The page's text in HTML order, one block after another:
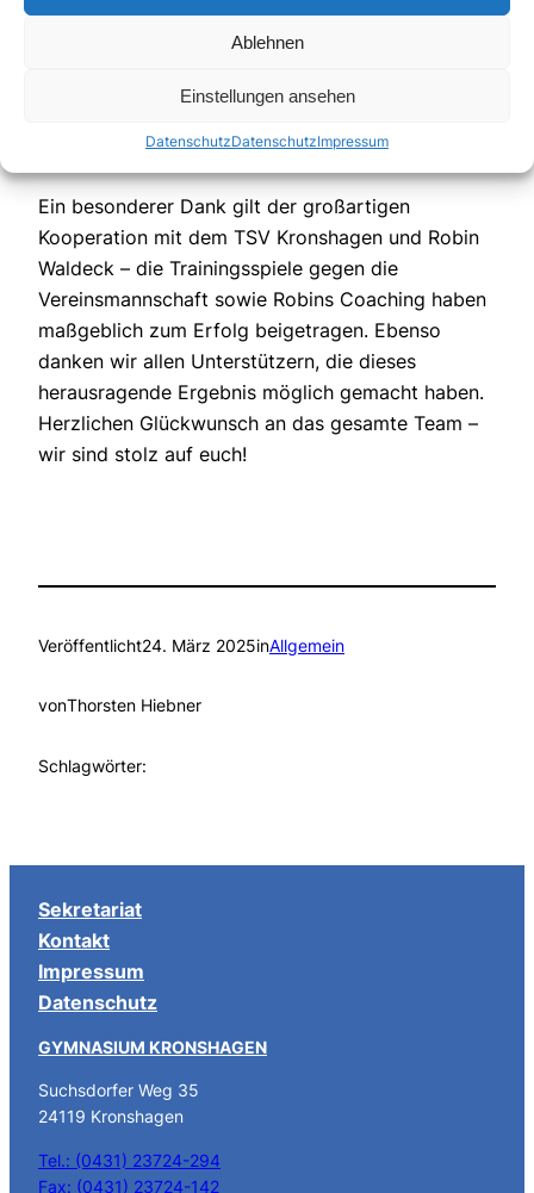
Ablehnen
Einstellungen ansehen
DatenschutzDatenschutzImpressum
Ein besonderer Dank gilt der großartigen
Kooperation mit dem TSV Kronshagen und Robin
Waldeck – die Trainingsspiele gegen die
Vereinsmannschaft sowie Robins Coaching haben
maßgeblich zum Erfolg beigetragen. Ebenso
danken wir allen Unterstützern, die dieses
herausragende Ergebnis möglich gemacht haben.
Herzlichen Glückwunsch an das gesamte Team –
wir sind stolz auf euch!
Veröffentlicht24. März 2025inAllgemein
vonThorsten Hiebner
Schlagwörter:
Sekretariat
Kontakt
Impressum
Datenschutz
GYMNASIUM KRONSHAGEN
Suchsdorfer Weg 35
24119 Kronshagen
Tel.: (0431) 23724-294
Fax: (0431) 23724-142